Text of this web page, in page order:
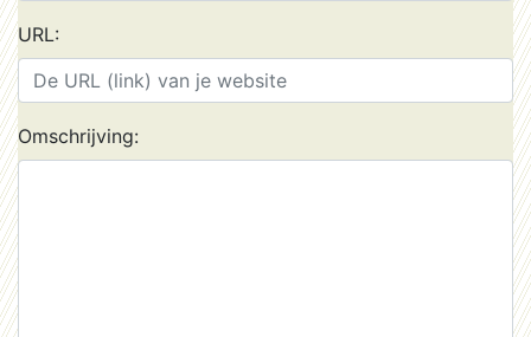
URL:
Omschrijving: